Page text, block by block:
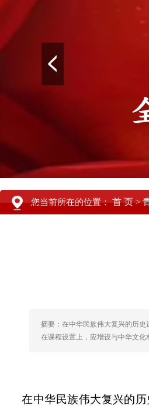
您当前所在的位置：首 页>
摘要：在中华民族伟大复兴的历
在课程设置上，应增设与中华文
在中华民族伟大复兴的